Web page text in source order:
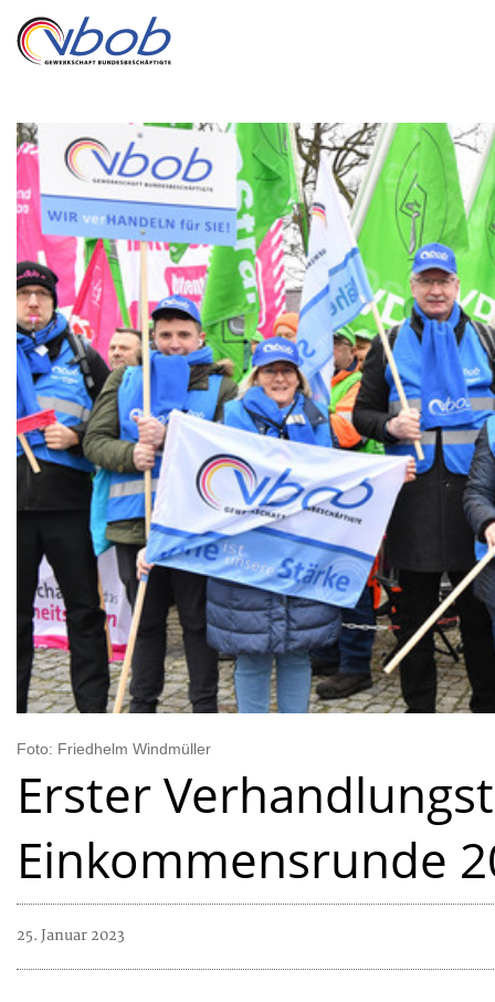
Foto: Friedhelm Windmüller
Erster
Einkommensrunde
25. Januar 2023